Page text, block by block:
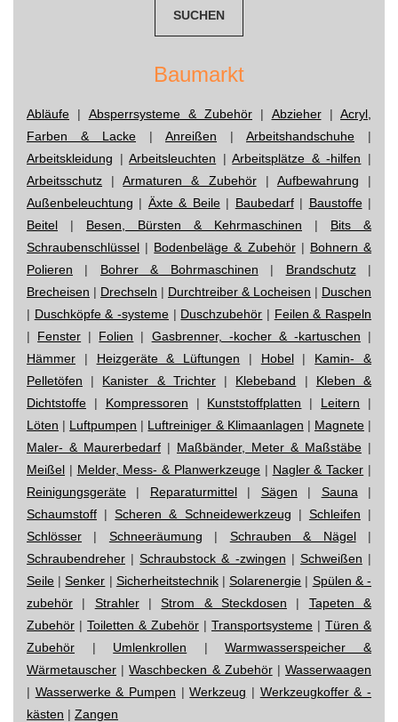
Baumarkt
Abläufe | Absperrsysteme & Zubehör | Abzieher| Acryl,
Farben & Lacke | Anreißen | Arbeitshandschuhe |
Arbeitskleidung |Arbeitsleuchten |Arbeitsplätze & -hilfen |
Arbeitsschutz |Armaturen & Zubehör| Aufbewahrung |
Außenbeleuchtung | Äxte & Beile| Baubedarf| Baustoffe|
Beitel | Besen, Bürsten & Kehrmaschinen | Bits &
Schraubenschlüssel | Bodenbeläge & Zubehör| Bohnern &
Polieren | Bohrer & Bohrmaschinen | Brandschutz|
Brecheisen | Drechseln | Durchtreiber & Locheisen | Duschen
| Duschköpfe & -systeme | Duschzubehör | Feilen & Raspeln
| Fenster | Folien | Gasbrenner, -kocher & -kartuschen |
Hämmer | Heizgeräte & Lüftungen | Hobel| Kamin- &
Pelletöfen | Kanister & Trichter| Klebeband | Kleben &
Dichtstoffe | Kompressoren | Kunststoffplatten | Leitern |
Löten | Luftpumpen | Luftreiniger & Klimaanlagen | Magnete|
Maler- & Maurerbedarf | Maßbänder, Meter & Maßstäbe |
Meißel | Melder, Mess- & Planwerkzeuge | Nagler & Tacker |
Reinigungsgeräte | Reparaturmittel| Sägen | Sauna |
Schaumstoff |Scheren & Schneidewerkzeug | Schleifen |
Schlösser | Schneeräumung | Schrauben & Nägel|
Schraubendreher |Schraubstock & -zwingen | Schweißen |
Seile |Senker | Sicherheitstechnik|Solarenergie | Spülen & -
zubehör | Strahler|Strom & Steckdosen | Tapeten &
Zubehör | Toiletten & Zubehör | Transportsysteme | Türen &
Zubehör | Umlenkrollen |Warmwasserspeicher &
Wärmetauscher |Waschbecken & Zubehör|Wasserwaagen
| Wasserwerke & Pumpen |Werkzeug | Werkzeugkoffer & -
kästen | Zangen